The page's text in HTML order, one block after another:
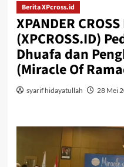
Berita XPcross.id
XPANDER
(XPCROSS.ID)
Dhuafa dan
(Miracle Of
syarif hidayatullah 28 Mei